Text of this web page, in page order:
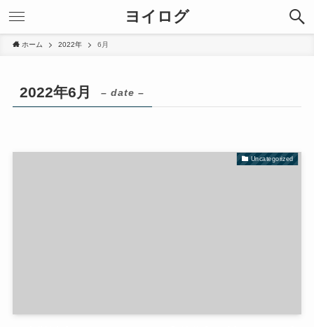
ヨイログ
ホーム 2022年 6月
2022年6月 – date –
Uncategorized